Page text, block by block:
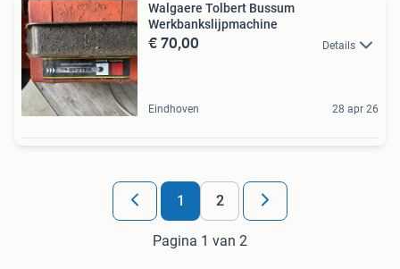
Walgaere Tolbert Bussum
Werkbankslijpmachine
€ 70,00 Details
Eindhoven 28 apr 26
1 2
Pagina 1 van 2